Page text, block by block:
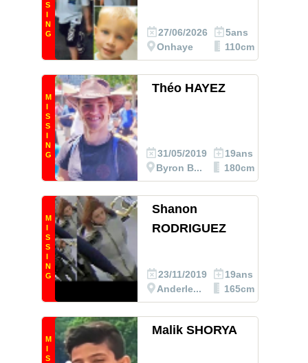
S
I
N
G
27/06/2026
Onhaye
5ans
110cm
M
I
S
S
I
N
G
Théo HAYEZ
31/05/2019
Byron B...
19ans
180cm
M
I
S
S
I
N
G
Shanon
RODRIGUEZ
23/11/2019
Anderle...
19ans
165cm
M
I
S
Malik SHORYA